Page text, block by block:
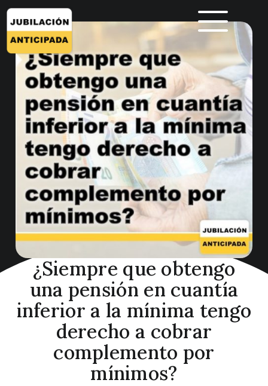
¿Siempre que obtengo
una pensión en cuantía
inferior a la mínima tengo
derecho a cobrar
complemento por
mínimos?